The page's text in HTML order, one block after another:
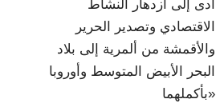
أدى إلى ازدهار النشاط
الاقتصادي وتصدير الحرير
والأقمشة من ألمرية إلى بلاد
البحر الأبيض المتوسط وأوروبا
بأكملهما»